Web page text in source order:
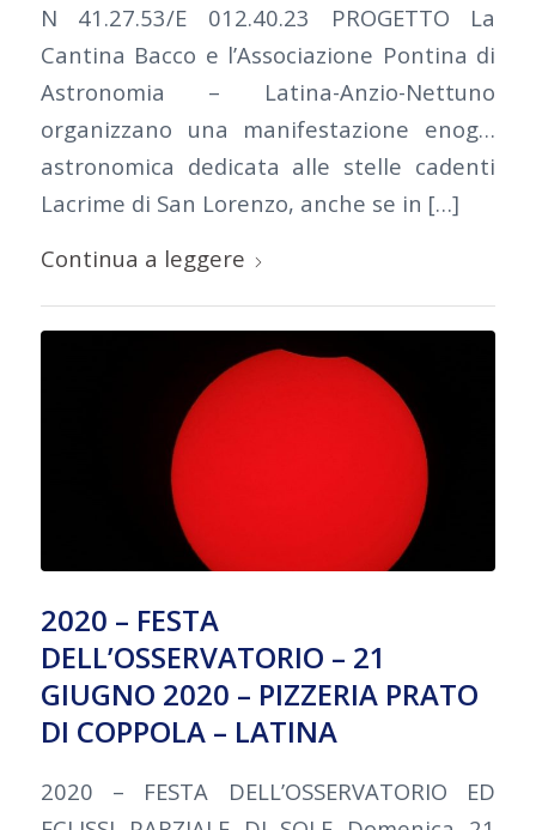
N 41.27.53/E 012.40.23 PROGETTO La
Cantina Bacco e l’Associazione Pontina di
Astronomia – Latina-Anzio-Nettuno
organizzano una manifestazione enog…
astronomica dedicata alle stelle cadenti
Lacrime di San Lorenzo, anche se in […]
Continua a leggere
2020 – FESTA
DELL’OSSERVATORIO – 21
GIUGNO 2020 – PIZZERIA PRATO
DI COPPOLA – LATINA
2020 – FESTA DELL’OSSERVATORIO ED